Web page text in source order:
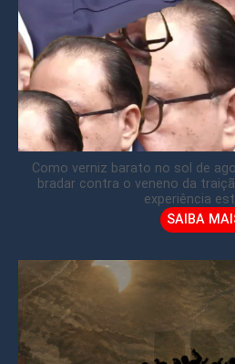
Como verniz barato no sol de
bradar contra o veneno da
experiência
SAIBA